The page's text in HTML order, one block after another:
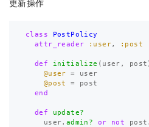
更新操作
class
PostPolicy
attr_reader
:user, :post
def initialize ( user , post
@user
=
user
@post
=
post
end
def
update?
user. admin? or not post .